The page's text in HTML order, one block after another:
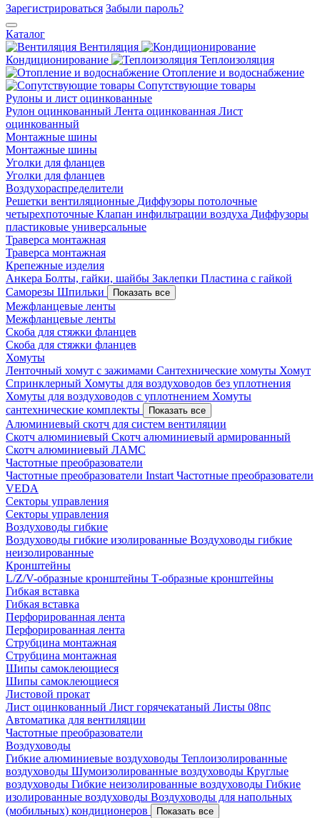
Зарегистрироваться Забыли пароль?
Каталог
Вентиляция
Кондиционирование
Теплоизоляция
Отопление и водоснабжение
Сопутствующие товары
Рулоны и лист оцинкованные
Рулон оцинкованный Лента оцинкованная Лист
оцинкованный
Монтажные шины
Монтажные шины
Уголки для фланцев
Уголки для фланцев
Воздухораспределители
Решетки вентиляционные Диффузоры потолочные
четырехпоточные Клапан инфильтрации воздуха Диффузоры
пластиковые универсальные
Траверса монтажная
Траверса монтажная
Крепежные изделия
Анкера Болты, гайки, шайбы Заклепки Пластина с гайкой
Саморезы Шпильки Показать все
Межфланцевые ленты
Межфланцевые ленты
Скоба для стяжки фланцев
Скоба для стяжки фланцев
Хомуты
Ленточный хомут с зажимами Сантехнические хомуты Хомут
Спринклерный Хомуты для воздуховодов без уплотнения
Хомуты для воздуховодов с уплотнением Хомуты
сантехнические комплекты
Показать все
Алюминиевый скотч для систем вентиляции
Скотч алюминиевый Скотч алюминиевый армированный
Скотч алюминиевый ЛАМС
Частотные преобразователи
Частотные преобразователи Instart Частотные преобразователи
VEDA
Секторы управления
Секторы управления
Воздуховоды гибкие
Воздуховоды гибкие изолированные Воздуховоды гибкие
неизолированные
Кронштейны
L/Z/V-образные кронштейны Т-образные кронштейны
Гибкая вставка
Гибкая вставка
Перфорированная лента
Перфорированная лента
Струбцина монтажная
Струбцина монтажная
Шипы самоклеющиеся
Шипы самоклеющиеся
Листовой прокат
Лист оцинкованный Лист горячекатаный Листы 08пс
Автоматика для вентиляции
Частотные преобразователи
Воздуховоды
Гибкие алюминиевые воздуховоды Теплоизолированные
воздуховоды Шумоизолированные воздуховоды Круглые
воздуховоды Гибкие неизолированные воздуховоды Гибкие
изолированные воздуховоды Воздуховоды для напольных
(мобильных) кондиционеров
Показать все